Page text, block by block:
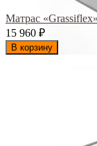
Матрас
15 960 ₽
В корзину